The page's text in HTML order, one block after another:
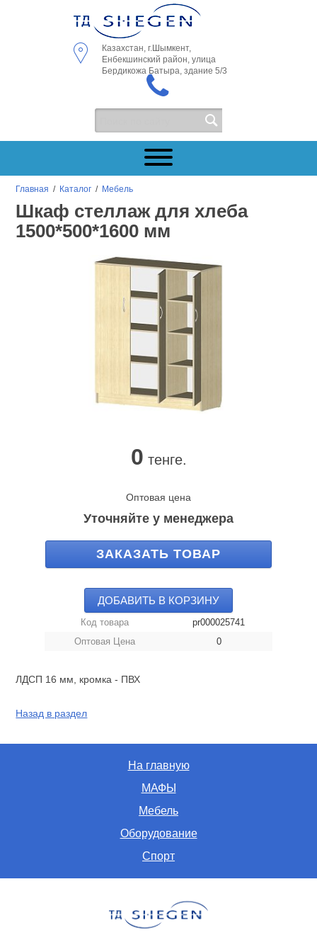
Казахстан, г.Шымкент,
Енбекшинский район, улица
Бердикожа Батыра, здание 5/3
Главная / Каталог / Мебель
Шкаф стеллаж для хлеба
1500*500*1600 мм
0 тенге.
Оптовая цена
Уточняйте у менеджера
ЗАКАЗАТЬ ТОВАР
ДОБАВИТЬ В КОРЗИНУ
Код товара
pr000025741
Оптовая Цена
0
ЛДСП 16 мм, кромка - ПВХ
Назад в раздел
На главную
МАФЫ
Мебель
Оборудование
Спорт